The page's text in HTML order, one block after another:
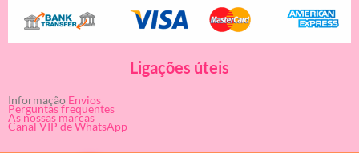
Ligações úteis
Informação Envios
Perguntas frequentes
As nossas marcas
Canal VIP de WhatsApp